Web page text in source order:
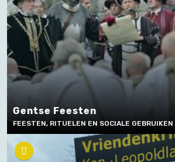
Gentse Feesten
FEESTEN, RITUELEN EN SOCIALE GEBRUIKEN